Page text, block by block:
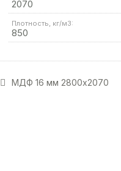
2070
Плотность, кг/м3:
850
МДФ 16 мм 2800х2070